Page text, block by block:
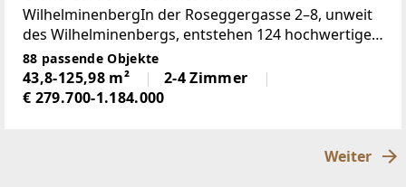
WilhelminenbergIn der Roseggergasse 2–8, unweit
des Wilhelminenbergs, entstehen 124 hochwertige
Eigentumswohnungen. Die Wohnflächen reichen
von ca. 39 m² bis 245 m² und bieten Grundrisse mit
zwei bis sechs Zimmern
88 passende Objekte
43,8-125,98 m²
2-4 Zimmer
€ 279.700-1.184.000
Weiter